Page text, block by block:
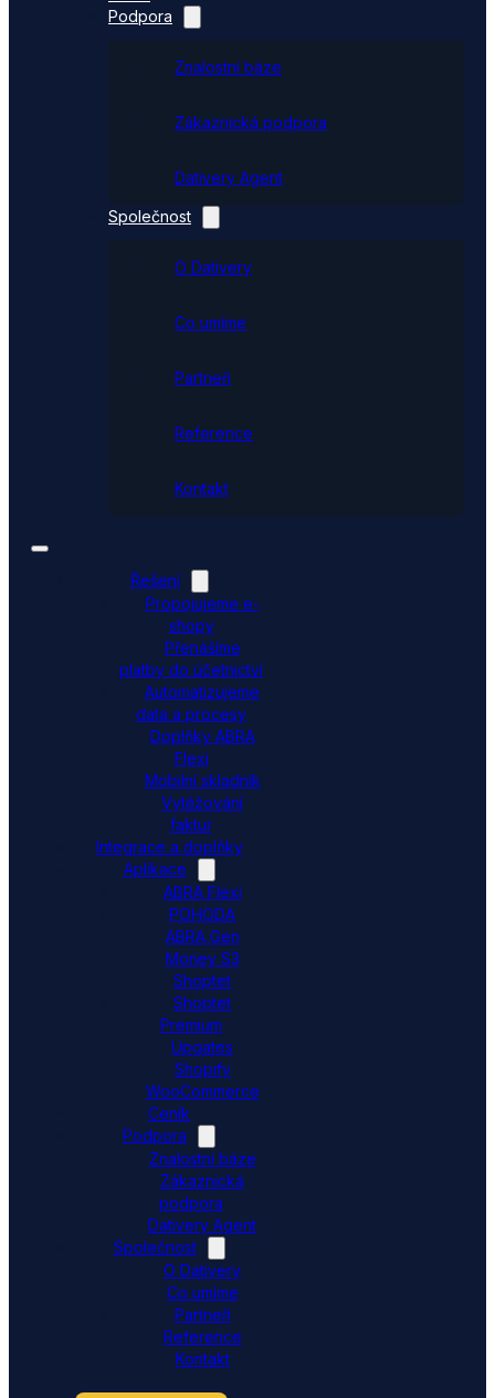
Podpora
Znalostní báze
Zákaznická podpora
Dativery Agent
Společnost
O Dativery
Co umíme
Partneři
Reference
Kontakt
Řešení
Propojujeme e-
shopy
Přenášíme
platby do účetnictví
Automatizujeme
data a procesy
Doplňky ABRA
Flexi
Mobilní skladník
Vytěžování
faktur
Integrace a doplňky
Aplikace
ABRA Flexi
POHODA
ABRA Gen
Money S3
Shoptet
Shoptet
Premium
Upgates
Shopify
WooCommerce
Ceník
Podpora
Znalostní báze
Zákaznická
podpora
Dativery Agent
Společnost
O Dativery
Co umíme
Partneři
Reference
Kontakt